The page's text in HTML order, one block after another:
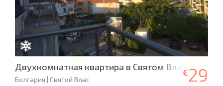
Двухкомнатная квартира в Святом Власе
Болгария | Святой Влас
€29